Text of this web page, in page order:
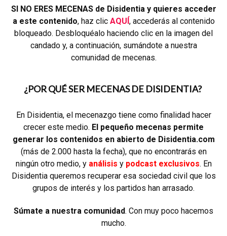
SI NO ERES MECENAS de Disidentia y quieres acceder
a este contenido, haz clic AQUÍ, accederás al contenido
bloqueado. Desbloquéalo haciendo clic en la imagen del
candado y, a continuación, sumándote a nuestra
comunidad de mecenas.
¿POR QUÉ SER MECENAS DE DISIDENTIA?
En Disidentia, el mecenazgo tiene como finalidad hacer
crecer este medio. El pequeño mecenas permite
generar los contenidos en abierto de Disidentia.com
(más de 2.000 hasta la fecha), que no encontrarás en
ningún otro medio, y análisis y podcast exclusivos. En
Disidentia queremos recuperar esa sociedad civil que los
grupos de interés y los partidos han arrasado.
Súmate a nuestra comunidad. Con muy poco hacemos
mucho.